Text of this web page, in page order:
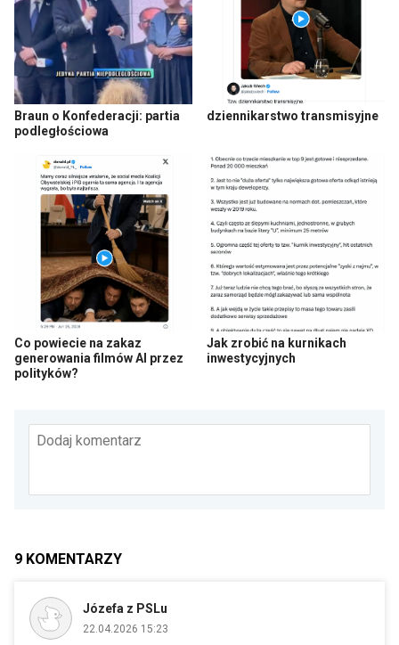
Braun o Konfederacji: partia
podległościowa
dziennikarstwo transmisyjne
Co powiecie na zakaz
generowania filmów AI przez
polityków?
Jak zrobić na kurnikach
inwestycyjnych
Dodaj komentarz
9 KOMENTARZY
Józefa z PSLu
22.04.2026 15:23